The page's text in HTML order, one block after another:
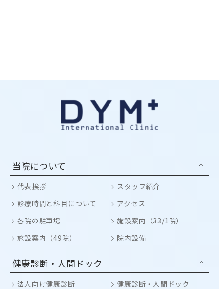
当院について
代表挨拶
スタッフ紹介
診療時間と科目について
アクセス
各院の駐車場
施設案内（33/1院）
施設案内（49院）
院内設備
健康診断・人間ドック
法人向け健康診断
健康診断・人間ドック